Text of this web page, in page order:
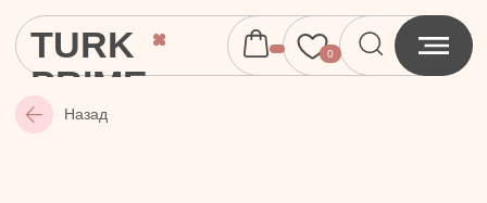
TURK
PRIME